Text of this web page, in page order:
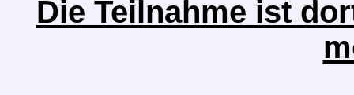
Die Teilnahme ist